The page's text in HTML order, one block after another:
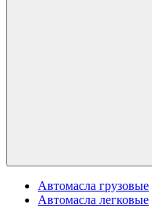
Автомасла грузовые
Автомасла легковые